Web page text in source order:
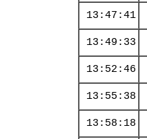
13:47:41
13:49:33
13:52:46
13:55:38
13:58:18